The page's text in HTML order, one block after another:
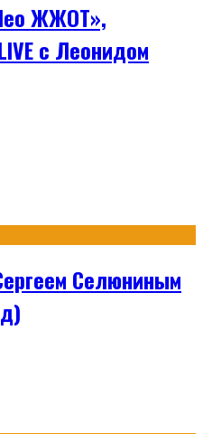
ЖЖОТ»,
с Леонидом
Селюниным